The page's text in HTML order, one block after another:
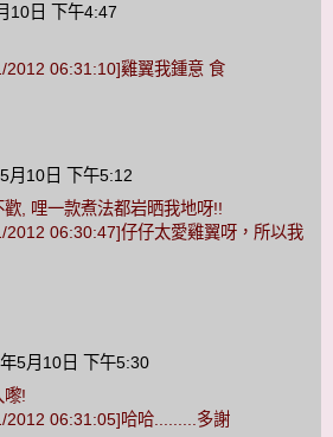
10日 下午4:47
2012 06:31:10]雞翼我鍾意 食
月10日 下午5:12
, 哩一款煮法都岩晒我地呀!!
2012 06:30:47]仔仔太愛雞翼呀，所以我
5月10日 下午5:30
嚟!
2012 06:31:05]哈哈.........多謝